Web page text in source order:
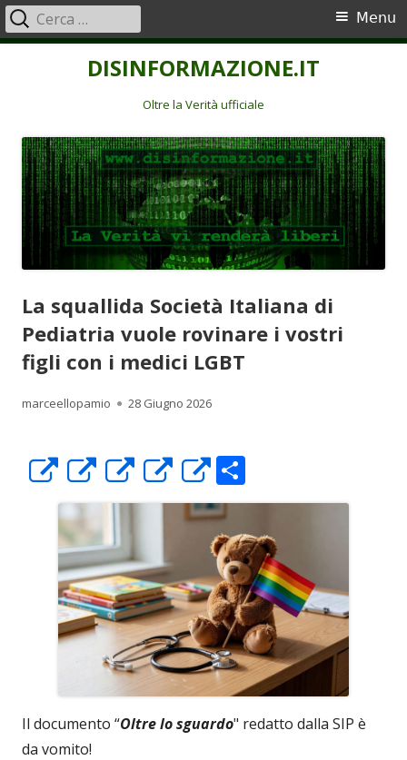
DISINFORMAZIONE.IT
Oltre la Verità ufficiale
Menu
principale
Menu
Ricerca
per:
La squallida Società Italiana di
Pediatria vuole rovinare i vostri
figli con i medici LGBT
Autore
marceellopamio Pubblicato
28 Giugno 2026
Apre
in
una
nuova
finestra
Apre
in
una
nuova
finestra
Apre
in
nuova
finestra
Apre
in
una
nuova
finestra
Apre
in
una
nuova
finestra
o
n
di
vi
di
Il documento “Oltre lo sguardo" redatto dalla SIP è
da vomito!